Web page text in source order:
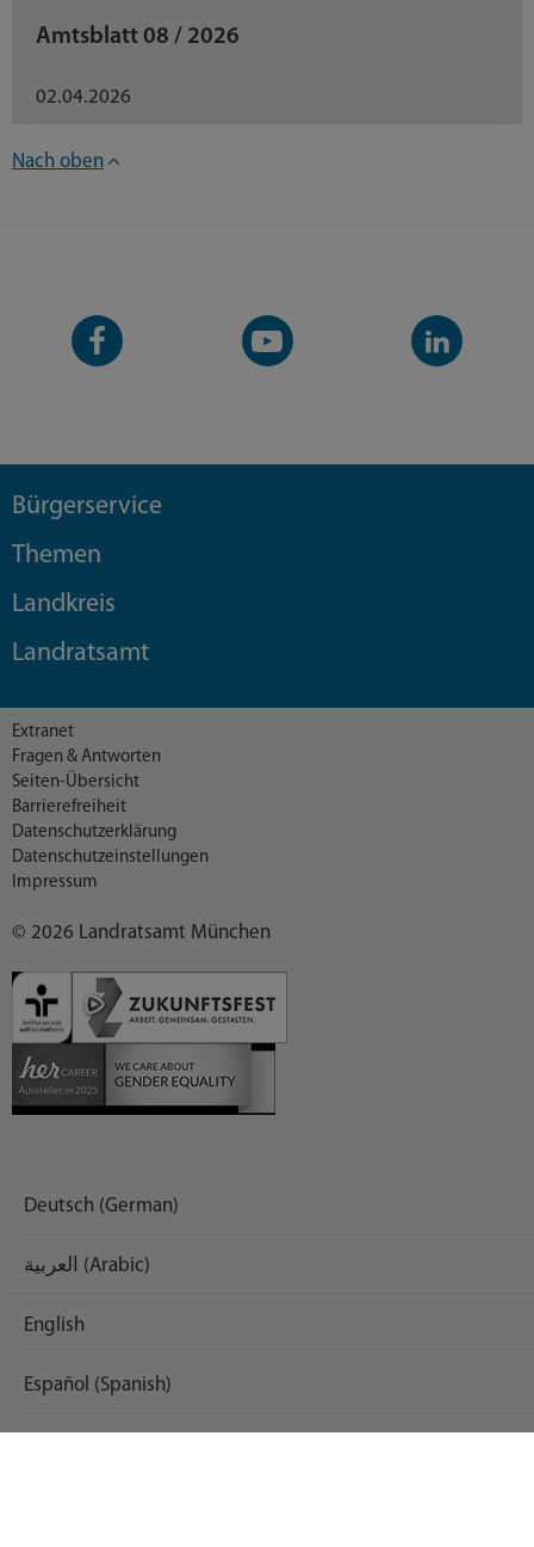
Amtsblatt 08 / 2026
02.04.2026
Nach oben
Facebook-
Seite
YouTube-
Kanal
LinkedIn-
Kanal
Bürgerservice
Themen
Landkreis
Landratsamt
© 2026 Landratsamt München
Extranet
Fragen & Antworten
Seiten-Übersicht
Barrierefreiheit
Datenschutzerklärung
Datenschutzeinstellungen
Impressum
Deutsch (German)
العربية (Arabic)
English
Español (Spanish)